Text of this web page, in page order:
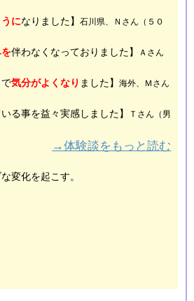
になりました】 石川県、Ｎさん（５０
伴わなくなっておりました】
Ａさん
気分がよくなり ました】 海外、Ｍさん
る事を益々実感しました】
Ｔさん（男
→体験談をもっと読む
変化を起こす。